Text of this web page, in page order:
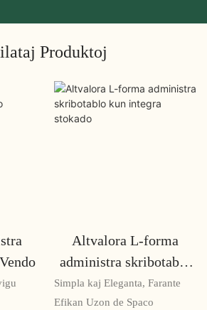
Produktoj
Altvalora L-forma
administra skribotablo
kun integra stokado
Simpla kaj Eleganta, Farante
Efikan Uzon de Spaco